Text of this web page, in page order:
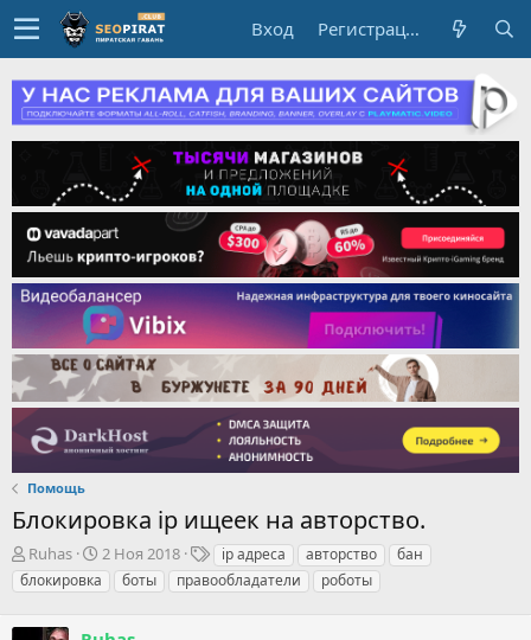
Вход Регистрация
Помощь
Блокировка ip ищеек на авторство.
А
в
т
Ruhas
Д
а
т
2 Ноя 2018
Т
е
г
ip адреса авторство
бан
блокировка
боты правообладатели роботы